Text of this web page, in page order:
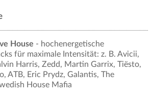
House - hochenergetische
für maximale Intensität: z. B. Avicii,
Harris, Zedd, Martin Garrix, Tiësto,
ATB, Eric Prydz, Galantis, The
House Mafia